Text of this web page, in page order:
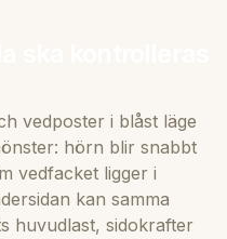
vedposter i blåst läge
hörn blir snabbt
vedfacket ligger i
kan samma
huvudlast, sidokrafter